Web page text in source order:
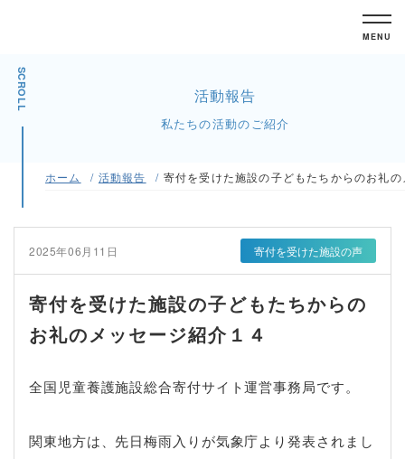
MENU
SCROLL 活動報告
私たちの活動のご紹介
ホーム 活動報告 寄付を受けた施設の子どもたちからのお礼
2025年06月11日 寄付を受けた施設の声
寄付を受けた施設の子どもたちからの
お礼のメッセージ紹介１４
全国児童養護施設総合寄付サイト運営事務局です。
関東地方は、先日梅雨入りが気象庁より発表されまし